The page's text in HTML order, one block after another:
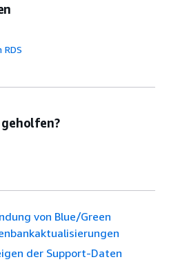
von Blue/Green
der Support-Daten